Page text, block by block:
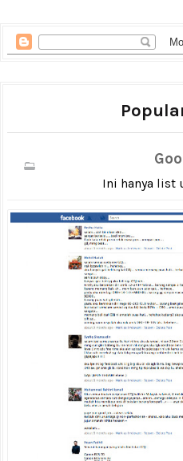
Ini hanya list